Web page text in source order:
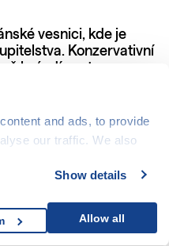
and ads, to provide
our traffic. We also
partners who may
your use of their
Show details
Allow all
vesnici, kde je
Konzervativní
brázdí cestu se svou